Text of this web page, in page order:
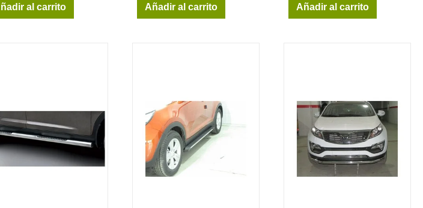
al carrito Añadir al carrito Añadir al carrito